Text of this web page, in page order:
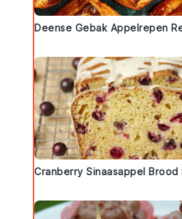
Deense Gebak Appelrepen
Cranberry Sinaasappel Brood